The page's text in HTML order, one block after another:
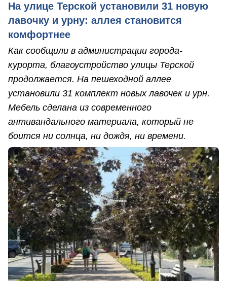
На улице Терской установили 31 новую
лавочку и урну: аллея становится
комфортнее
Как сообщили в администрации города-
курорта, благоустройство улицы Терской
продолжается. На пешеходной аллее
установили 31 комплект новых лавочек и урн.
Мебель сделана из современного
антивандального материала, который не
боится ни солнца, ни дождя, ни времени.